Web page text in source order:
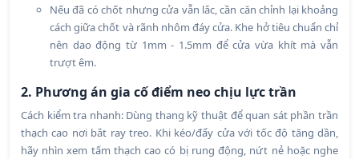
Nếu đã có chốt nhưng cửa vẫn lắc, cần căn chỉnh lại khoảng
cách giữa chốt và rãnh nhôm đáy cửa. Khe hở tiêu chuẩn chỉ
nên dao động từ 1mm - 1.5mm để cửa vừa khít mà vẫn
trượt êm.
2. Phương án gia cố điểm neo chịu lực trần
Cách kiểm tra nhanh: Dùng thang kỹ thuật để quan sát phần trần
thạch cao nơi bắt ray treo. Khi kéo/đẩy cửa với tốc độ tăng dần,
hãy nhìn xem tấm thạch cao có bị rung động, nứt nẻ hoặc nghe